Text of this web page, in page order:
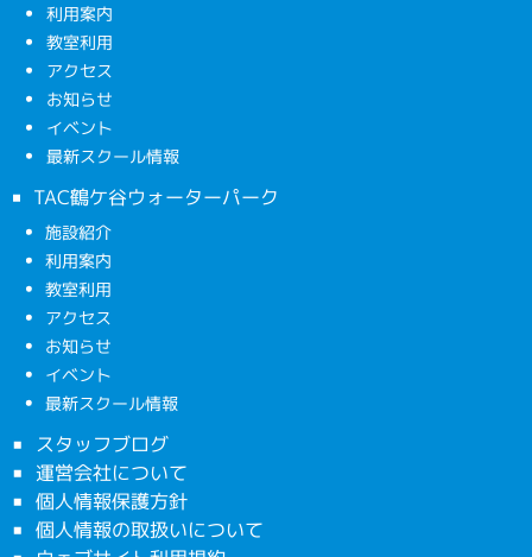
利用案内
教室利用
アクセス
お知らせ
イベント
最新スクール情報
TAC鶴ケ谷ウォーターパーク
施設紹介
利用案内
教室利用
アクセス
お知らせ
イベント
最新スクール情報
スタッフブログ
運営会社について
個人情報保護方針
個人情報の取扱いについて